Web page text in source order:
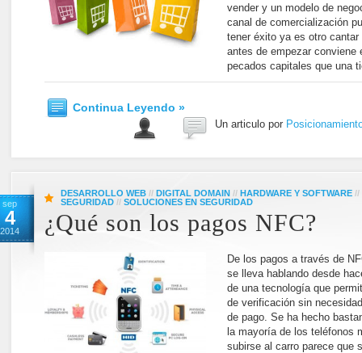
vender y un modelo de
canal de comercialización
tener éxito ya es otro
antes de empezar
pecados capitales que una
Continua Leyendo »
Un articulo por
sep
4
2014
DESARROLLO WEB // DIGITAL DOMAIN // HARDWARE Y SOFTWARE //
SEGURIDAD // SOLUCIONES EN SEGURIDAD
¿Qué son los pagos NFC?
De los pagos a través de
se lleva hablando desde
de una tecnología que
de verificación sin
de pago. Se ha hecho
la mayoría de los teléfonos
subirse al carro parece que